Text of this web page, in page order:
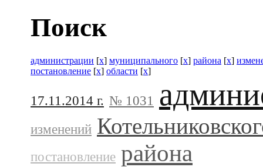
Поиск
администрации [x] муниципального [x] района [x]
постановление [x] области [x]
17.11.2014 г. № 1031
изменений
постановление района